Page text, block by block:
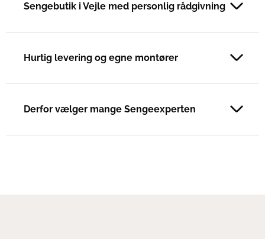
Sengebutik i Vejle med personlig rådgivning
Hurtig levering og egne montører
Derfor vælger mange Sengeexperten